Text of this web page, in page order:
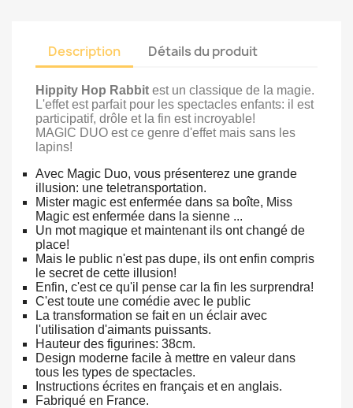
Description Détails du produit
Hippity Hop Rabbit est un classique de la magie.
L'effet est parfait pour les spectacles enfants: il est
participatif, drôle et la fin est incroyable!
MAGIC DUO est ce genre d'effet mais sans les
lapins!
Avec Magic Duo, vous présenterez une grande
illusion: une teletransportation.
Mister magic est enfermée dans sa boîte, Miss
Magic est enfermée dans la sienne ...
Un mot magique et maintenant ils ont changé de
place!
Mais le public n'est pas dupe, ils ont enfin compris
le secret de cette illusion!
Enfin, c'est ce qu'il pense car la fin les surprendra!
C'est toute une comédie avec le public
La transformation se fait en un éclair avec
l'utilisation d'aimants puissants.
Hauteur des figurines: 38cm.
Design moderne facile à mettre en valeur dans
tous les types de spectacles.
Instructions écrites en français et en anglais.
Fabriqué en France.